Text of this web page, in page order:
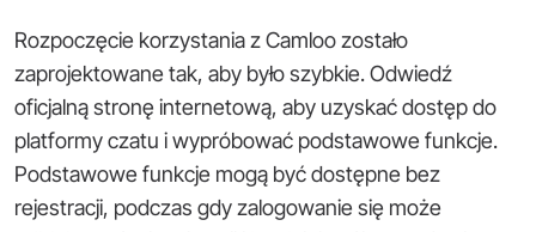
Rozpoczęcie korzystania z Camloo zostało
zaprojektowane tak, aby było szybkie. Odwiedź
oficjalną stronę internetową, aby uzyskać dostęp do
platformy czatu i wypróbować podstawowe funkcje.
Podstawowe funkcje mogą być dostępne bez
rejestracji, podczas gdy zalogowanie się może